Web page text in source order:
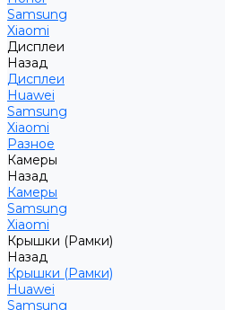
Samsung
Xiaomi
Дисплеи
Назад
Дисплеи
Huawei
Samsung
Xiaomi
Разное
Камеры
Назад
Камеры
Samsung
Xiaomi
Крышки (Рамки)
Назад
Крышки (Рамки)
Huawei
Samsung